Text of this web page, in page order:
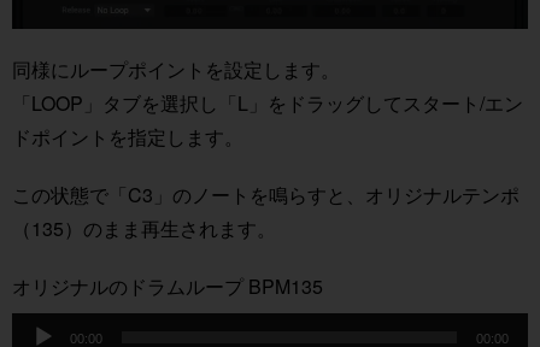
同様にループポイントを設定します。
「LOOP」タブを選択し「L」をドラッグしてスタート/エン
ドポイントを指定します。
この状態で「C3」のノートを鳴らすと、オリジナルテンポ
（135）のまま再生されます。
オリジナルのドラムループ BPM135
音
00:00 00:00